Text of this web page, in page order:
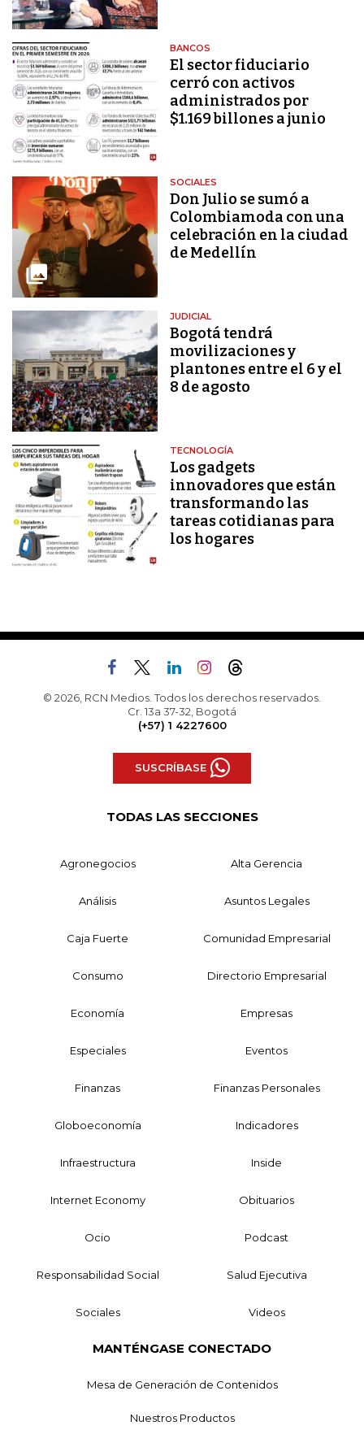
BANCOS
El sector fiduciario
cerró con activos
administrados por
$1.169 billones a junio
SOCIALES
Don Julio se sumó a
Colombiamoda con una
celebración en la ciudad
de Medellín
JUDICIAL
Bogotá tendrá
movilizaciones y
plantones entre el 6 y el
8 de agosto
TECNOLOGÍA
Los gadgets
innovadores que están
transformando las
tareas cotidianas para
los hogares
© 2026, RCN Medios. Todos los derechos reservados.
Cr. 13a 37-32, Bogotá
(+57) 1 4227600
SUSCRÍBASE
TODAS LAS SECCIONES
Agronegocios Alta Gerencia
Análisis Asuntos Legales
Caja Fuerte Comunidad Empresarial
Consumo Directorio Empresarial
Economía Empresas
Especiales Eventos
Finanzas Finanzas Personales
Globoeconomía Indicadores
Infraestructura Inside
Internet Economy Obituarios
Ocio Podcast
Responsabilidad Social Salud Ejecutiva
Sociales Videos
MANTÉNGASE CONECTADO
Mesa de Generación de Contenidos
Nuestros Productos